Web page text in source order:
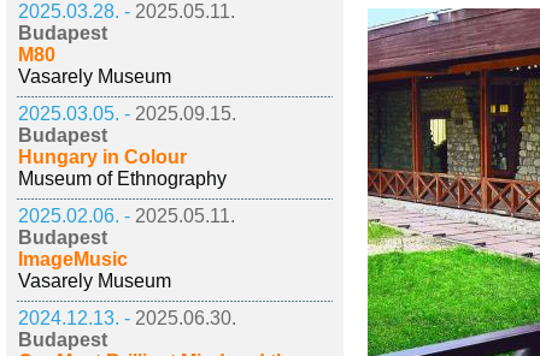
2025.03.28. - 2025.05.11.
Budapest
M80
Vasarely Museum
2025.03.05. - 2025.09.15.
Budapest
Hungary in Colour
Museum of Ethnography
2025.02.06. - 2025.05.11.
Budapest
ImageMusic
Vasarely Museum
2024.12.13. - 2025.06.30.
Budapest